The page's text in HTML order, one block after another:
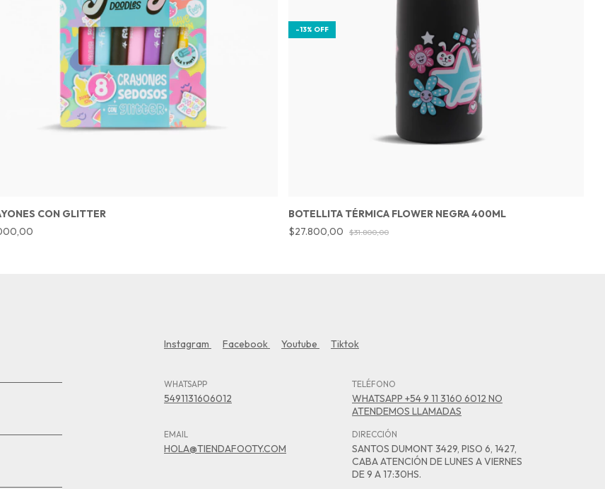
CON GLITTER
-13% OFF
BOTELLITA TÉRMICA FLOWER NEGRA 400ML
$27.800,00
$31.800,00
Instagram Facebook Youtube Tiktok
WHATSAPP
5491131606012
TELÉFONO
WHATSAPP +54 9 11 3160 6012 NO
ATENDEMOS LLAMADAS
EMAIL
HOLA@TIENDAFOOTY.COM
DIRECCIÓN
SANTOS DUMONT 3429, PISO 6, 1427,
CABA ATENCIÓN DE LUNES A VIERNES
DE 9 A 17:30HS.